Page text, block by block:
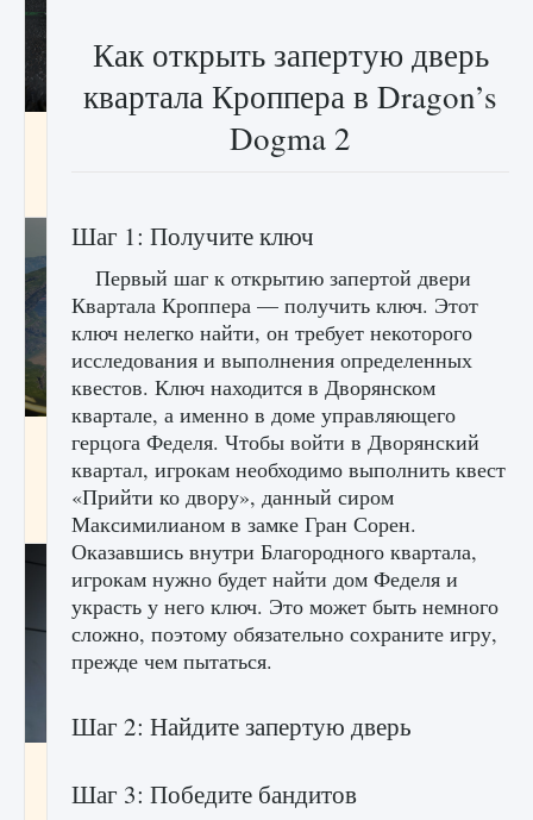
лицензии, лиги, команды и стадионы в EA
Как исправить ошибку Palworld EPalworld
«Идет сохранение мира — Невозможно
начать сохранение данных мира»
9 августа 2024 2 711 0 0
FC 25
Как открыть запертую дверь
квартала Кроппера в Dragon’s
Dogma 2
Шаг 1: Получите ключ
Первый шаг к открытию запертой двери
Квартала Кроппера — получить ключ. Этот
ключ нелегко найти, он требует некоторого
исследования и выполнения определенных
квестов. Ключ находится в Дворянском
квартале, а именно в доме управляющего
герцога Феделя. Чтобы войти в Дворянский
квартал, игрокам необходимо выполнить квест
«Прийти ко двору», данный сиром
Максимилианом в замке Гран Сорен.
Оказавшись внутри Благородного квартала,
игрокам нужно будет найти дом Феделя и
украсть у него ключ. Это может быть немного
сложно, поэтому обязательно сохраните игру,
прежде чем пытаться.
Шаг 2: Найдите запертую дверь
Шаг 3: Победите бандитов